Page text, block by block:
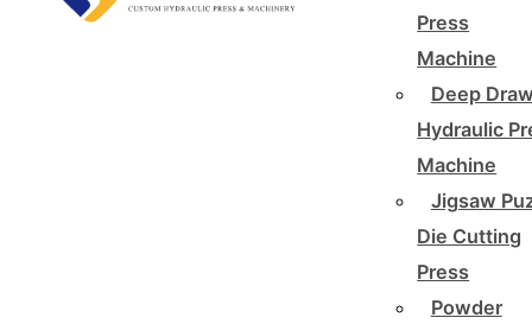
Press
Machine
Deep
Hydraulic
Machine
Jigsaw
Die Cutting
Press
Powder